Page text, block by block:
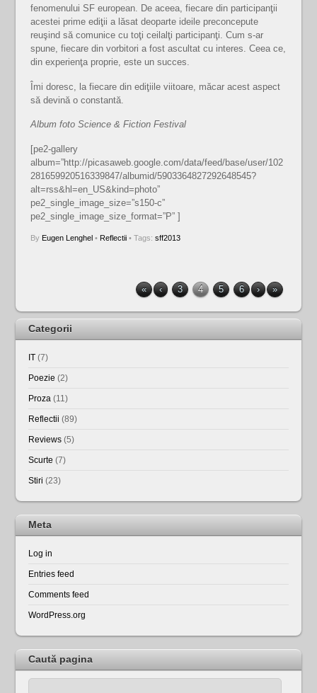
fenomenului SF european. De aceea, fiecare din participanţii
acestei prime ediţii a lăsat deoparte ideile preconcepute
reuşind să comunice cu toţi ceilalţi participanţi. Cum s-ar
spune, fiecare din vorbitori a fost ascultat cu interes. Ceea ce,
din experienţa proprie, este un succes.
Îmi doresc, la fiecare din ediţiile viitoare, măcar acest aspect
să devină o constantă.
Album foto Science & Fiction Festival
[pe2-gallery
album=”http://picasaweb.google.com/data/feed/base/user/102
281659920516339847/albumid/5903364827292648545?
alt=rss&hl=en_US&kind=photo”
pe2_single_image_size=”s150-c”
pe2_single_image_size_format=”P” ]
By Eugen Lenghel • Reflectii • Tags: sff2013
« ‹ 3 4 5 6 › »
Categorii
IT (7)
Poezie (2)
Proza (11)
Reflectii (89)
Reviews (5)
Scurte (7)
Stiri (23)
Meta
Log in
Entries feed
Comments feed
WordPress.org
Caută pagina